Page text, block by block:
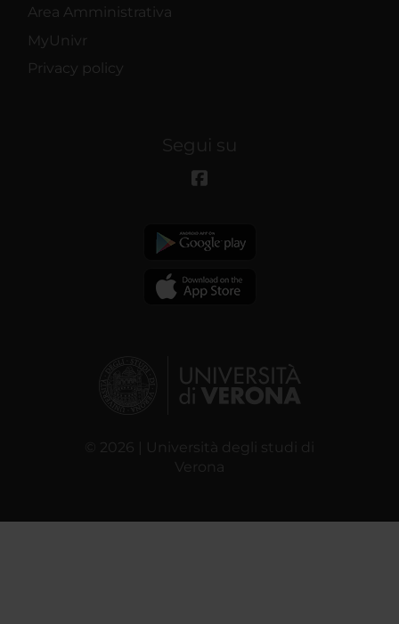
Area Amministrativa
MyUnivr
Privacy policy
Segui su
© 2026 | Università degli studi di
Verona